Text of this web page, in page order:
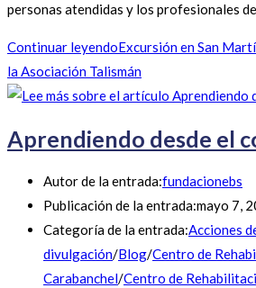
personas atendidas y los profesionales
Continuar leyendoExcursión en San
la Asociación Talismán
Aprendiendo desde el
Autor de la entrada:fundacionebs
Publicación de la entrada:mayo 7,
Categoría de la entrada:Acciones
divulgación/Blog/Centro de
Carabanchel/Centro de